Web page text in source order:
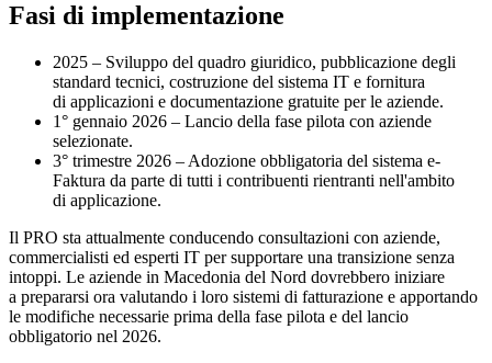
Fasi di implementazione
2025 – Sviluppo del quadro giuridico, pubblicazione degli
standard tecnici, costruzione del sistema IT e fornitura
di applicazioni e documentazione gratuite per le aziende.
1° gennaio 2026 – Lancio della fase pilota con aziende
selezionate.
3° trimestre 2026 – Adozione obbligatoria del sistema e-
Faktura da parte di tutti i contribuenti rientranti nell'ambito
di applicazione.
Il PRO sta attualmente conducendo consultazioni con aziende,
commercialisti ed esperti IT per supportare una transizione senza
intoppi. Le aziende in Macedonia del Nord dovrebbero iniziare
a prepararsi ora valutando i loro sistemi di fatturazione e apportando
le modifiche necessarie prima della fase pilota e del lancio
obbligatorio nel 2026.